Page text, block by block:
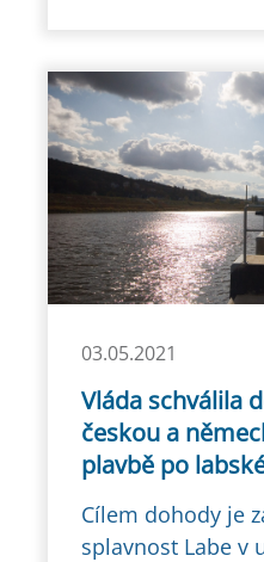
03.05.2021
Vláda schválila
českou a
plavbě po
Cílem dohody je
splavnost Labe v